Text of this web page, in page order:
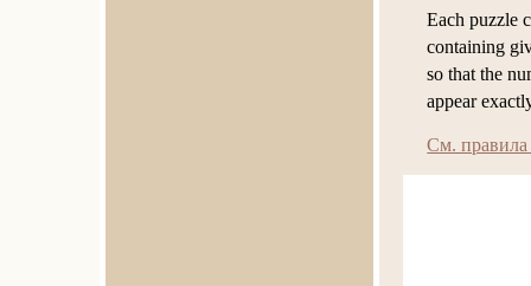
Each puzzle
containing
so that the
appear
См. правила